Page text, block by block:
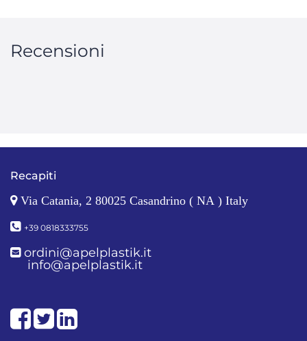
Recensioni
Recapiti
Via Catania, 2 80025 Casandrino ( NA ) Italy
+39 0818333755
ordini@apelplastik.it
info@apelplastik.it
Facebook
TwitterLinkedIn